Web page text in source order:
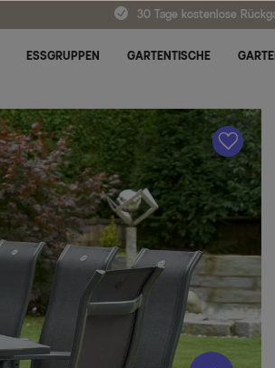
30 Tage kostenlose
ESSGRUPPEN GARTENTISCHE
A